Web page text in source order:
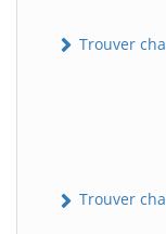
Trouver
Trouver